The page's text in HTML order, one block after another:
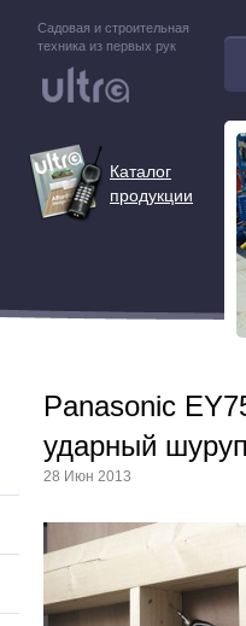
Садовая и строительная
техника из первых рук
Каталог
продукции
Panasonic
ударный
28 Июн 2013